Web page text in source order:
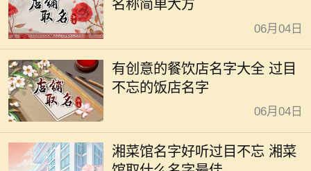
名称简单大方
06月04日
有创意的餐饮店名字大全 过目
不忘的饭店名字
06月04日
湘菜馆名字好听过目不忘 湘菜